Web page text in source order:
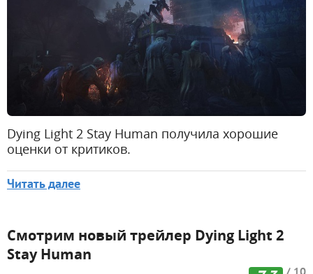
Dying Light 2 Stay Human получила хорошие
оценки от критиков.
Читать далее
Смотрим новый трейлер Dying Light 2
Stay Human